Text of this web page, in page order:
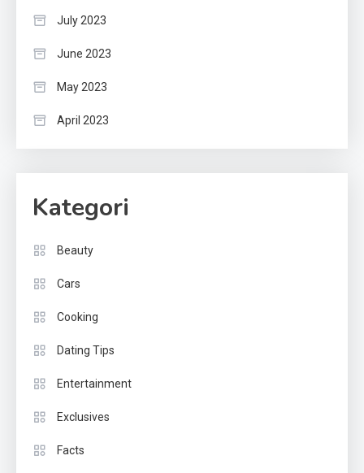
July 2023
June 2023
May 2023
April 2023
Kategori
Beauty
Cars
Cooking
Dating Tips
Entertainment
Exclusives
Facts